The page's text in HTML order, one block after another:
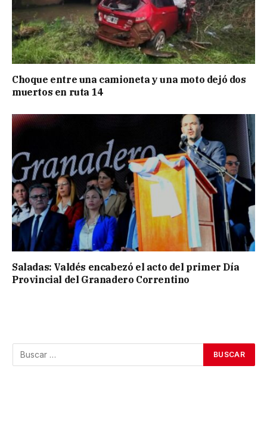
Choque entre una camioneta y una moto dejó dos
muertos en ruta 14
Saladas: Valdés encabezó el acto del primer Día
Provincial del Granadero Correntino